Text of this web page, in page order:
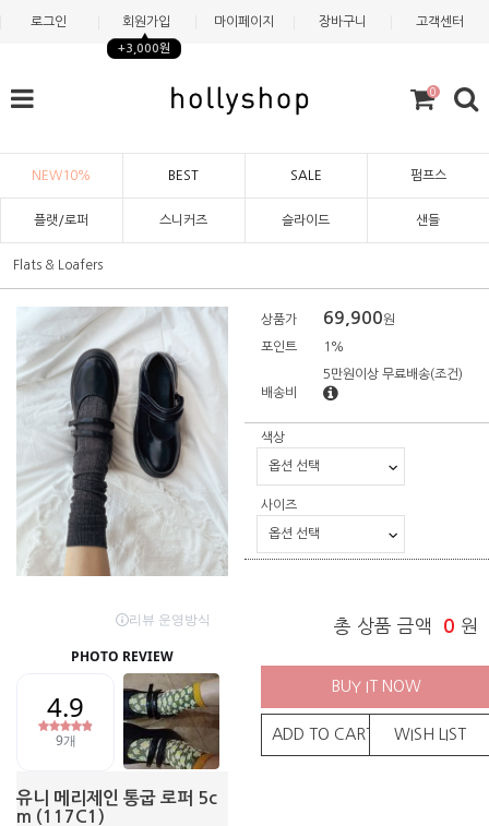
로그인 회원가입
+3,000원
마이페이지 장바구니 고객센터
0
NEW10% BEST SALE 펌프스
플랫/로퍼 스니커즈 슬라이드 샌들
Flats & Loafers
유니 메리제인 통굽 로퍼 5c
m (117C1)
상품가 69,900원
포인트 1%
배송비
5만원이상 무료배송(조건)
색상
사이즈
총 상품 금액 0 원
BUY IT NOW
ADD TO CART WISH LIST